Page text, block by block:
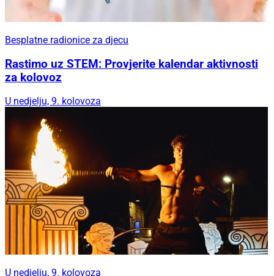
Besplatne radionice za djecu
Rastimo uz STEM: Provjerite kalendar aktivnosti
za kolovoz
U nedjelju, 9. kolovoza
U nedjelju, 9. kolovoza